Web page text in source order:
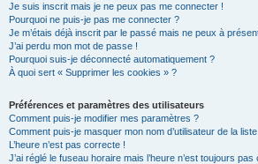
Je suis inscrit mais je ne peux pas me connecter !
Pourquoi ne puis-je pas me connecter ?
Je m’étais déjà inscrit par le passé mais ne peux à
J’ai perdu mon mot de passe !
Pourquoi suis-je déconnecté automatiquement ?
À quoi sert « Supprimer les cookies » ?
Préférences et paramètres des utilisateurs
Comment puis-je modifier mes paramètres ?
Comment puis-je masquer mon nom d’utilisateur de la
L’heure n’est pas correcte !
J’ai réglé le fuseau horaire mais l’heure n’est toujours pas